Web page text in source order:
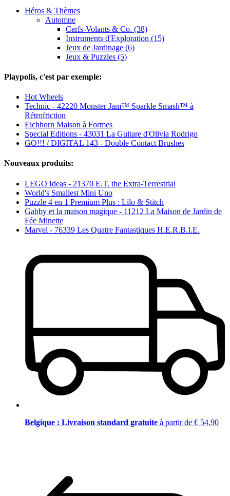
Héros & Thèmes
Automne
Cerfs-Volants & Co. (38)
Instruments d'Exploration (15)
Jeux de Jardinage (6)
Jeux & Puzzles (5)
Playpolis, c'est par exemple:
Hot Wheels
Technic - 42220 Monster Jam™ Sparkle Smash™ à
Rétrofriction
Eichhorn Maison à Formes
Special Editions - 43031 La Guitare d'Olivia Rodrigo
GO!!! / DIGITAL 143 - Double Contact Brushes
Nouveaux produits:
LEGO Ideas - 21370 E.T. the Extra-Terrestrial
World's Smallest Mini Uno
Puzzle 4 en 1 Premium Plus : Lilo & Stitch
Gabby et la maison magique - 11212 La Maison de Jardin de
Fée Minette
Marvel - 76339 Les Quatre Fantastiques H.E.R.B.I.E.
Belgique : Livraison standard gratuite à partir de € 54,90